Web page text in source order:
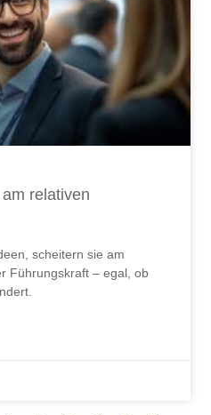
relativen
scheitern sie am
Führungskraft – egal, ob